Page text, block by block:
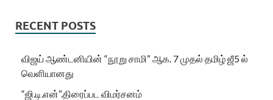
RECENT POSTS
விஜய் ஆண்டனியின் “நூறு சாமி” ஆக. 7 முதல் தமிழ் ஜீ5 ல்
வெளியானது
“ஜி.டி.என்”.திரைப்பட விமர்சனம்